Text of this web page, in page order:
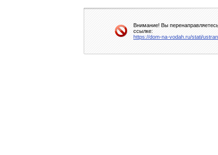
Внимание! Вы
ссылке:
https://dom-na-vodah.ru/stati/